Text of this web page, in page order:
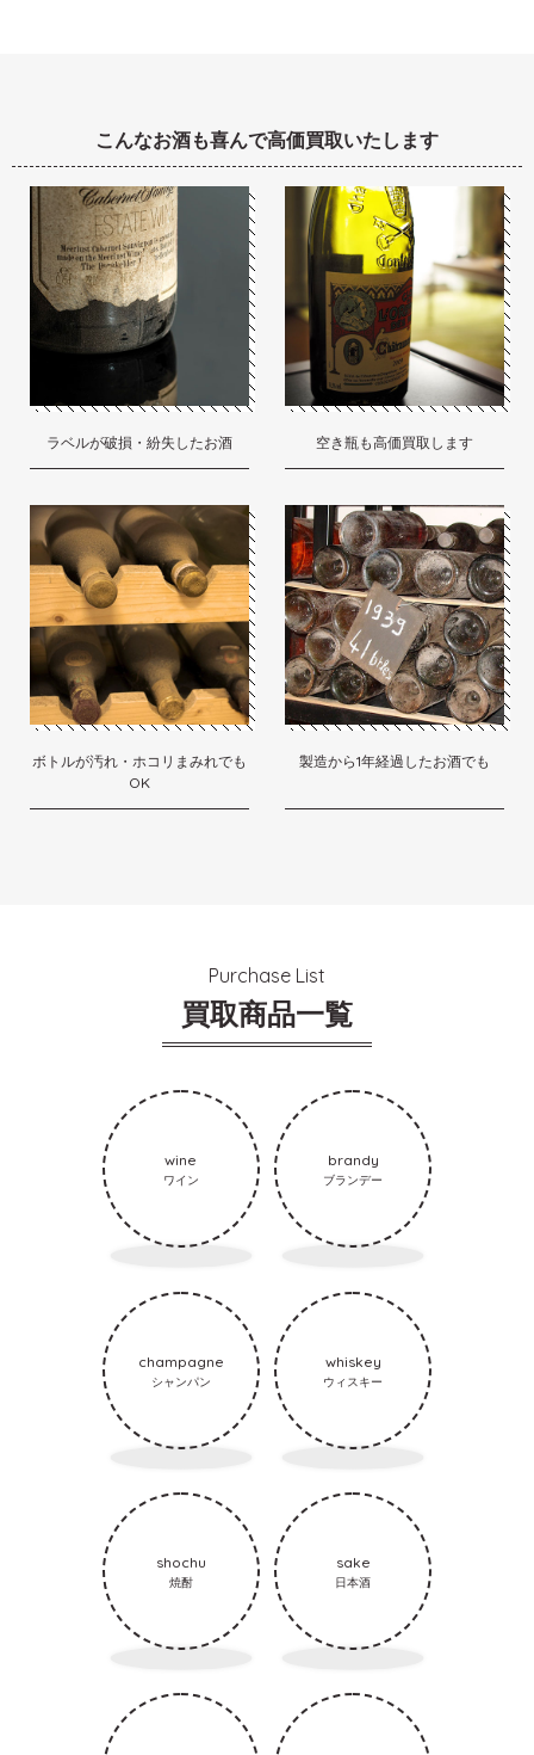
こんなお酒も喜んで高価買取いたします
ラベルが破損・紛失したお酒 空き瓶も高価買取します
ボトルが汚れ・ホコリまみれでも
OK
製造から1年経過したお酒でも
Purchase List
買取商品一覧
wine
ワイン
brandy
ブランデー
champagne
シャンパン
whiskey
ウィスキー
shochu
焼酎
sake
日本酒